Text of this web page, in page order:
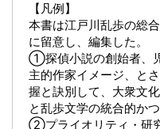
【凡例】
本書は江戸川乱歩の総
に留意し、編集した。
①探偵小説の創始者、
主的作家イメージ、と
握と訣別して、大衆文
と乱歩文学の統合的か
②プライオリティ・研